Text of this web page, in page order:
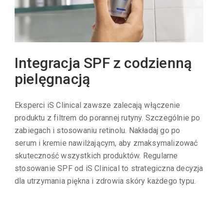
Integracja SPF z codzienną
pielęgnacją
Eksperci iS Clinical zawsze zalecają włączenie
produktu z filtrem do porannej rutyny. Szczególnie po
zabiegach i stosowaniu retinolu. Nakładaj go po
serum i kremie nawilżającym, aby zmaksymalizować
skuteczność wszystkich produktów. Regularne
stosowanie SPF od iS Clinical to strategiczna decyzja
dla utrzymania piękna i zdrowia skóry każdego typu.